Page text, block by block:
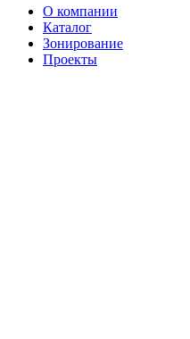
О компании
Каталог
Зонирование
Проекты